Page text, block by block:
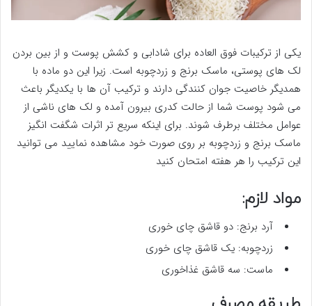
یکی از ترکیبات فوق العاده برای شادابی و کشش پوست و از بین بردن
لک های پوستی، ماسک برنج و زردچوبه است. زیرا این دو ماده با
همدیگر خاصیت جوان کنندگی دارند و ترکیب آن ها با یکدیگر باعث
می شود پوست شما از حالت کدری بیرون آمده و لک های ناشی از
عوامل مختلف برطرف شوند. برای اینکه سریع تر اثرات شگفت انگیز
ماسک برنج و زردچوبه بر روی صورت خود مشاهده نمایید می توانید
این ترکیب را هر هفته امتحان کنید
مواد لازم:
آرد برنج: دو قاشق چای خوری
زردچوبه: یک قاشق چای خوری
ماست: سه قاشق غذاخوری